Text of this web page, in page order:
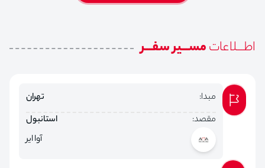
اطـــلاعاتمســـیر سفـــر
مبدا:
تهران
مقصد:
استانبول
آوا ایر